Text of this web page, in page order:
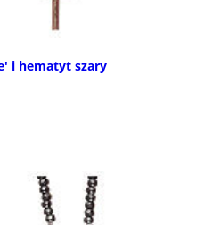
i hematyt szary